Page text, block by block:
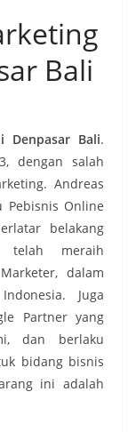
Bali
Denpasar Bali.
dengan salah
Andreas
Pebisnis Online
belakang
telah meraih
dalam
Juga
Partner yang
dan berlaku
bidang bisnis
ini adalah